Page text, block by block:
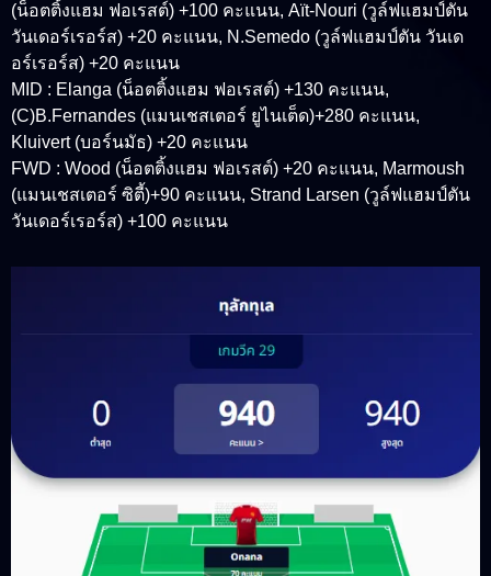
(น็อตติ้งแฮม ฟอเรสต์) +100 คะแนน, Aït-Nouri (วูล์ฟแฮมป์ตัน
วันเดอร์เรอร์ส) +20 คะแนน, N.Semedo (วูล์ฟแฮมป์ตัน วันเด
อร์เรอร์ส) +20 คะแนน
MID : Elanga (น็อตติ้งแฮม ฟอเรสต์) +130 คะแนน,
(C)B.Fernandes (แมนเชสเตอร์ ยูไนเต็ด)+280 คะแนน,
Kluivert (บอร์นมัธ) +20 คะแนน
FWD : Wood (น็อตติ้งแฮม ฟอเรสต์) +20 คะแนน, Marmoush
(แมนเชสเตอร์ ซิตี้)+90 คะแนน, Strand Larsen (วูล์ฟแฮมป์ตัน
วันเดอร์เรอร์ส) +100 คะแนน